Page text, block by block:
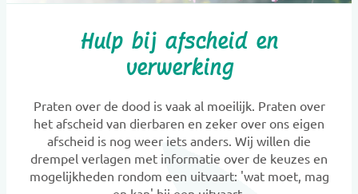
Hulp bij afscheid en
verwerking
Praten over de dood is vaak al moeilijk. Praten over
het afscheid van dierbaren en zeker over ons eigen
afscheid is nog weer iets anders. Wij willen die
drempel verlagen met informatie over de keuzes en
mogelijkheden rondom een uitvaart: 'wat moet, mag